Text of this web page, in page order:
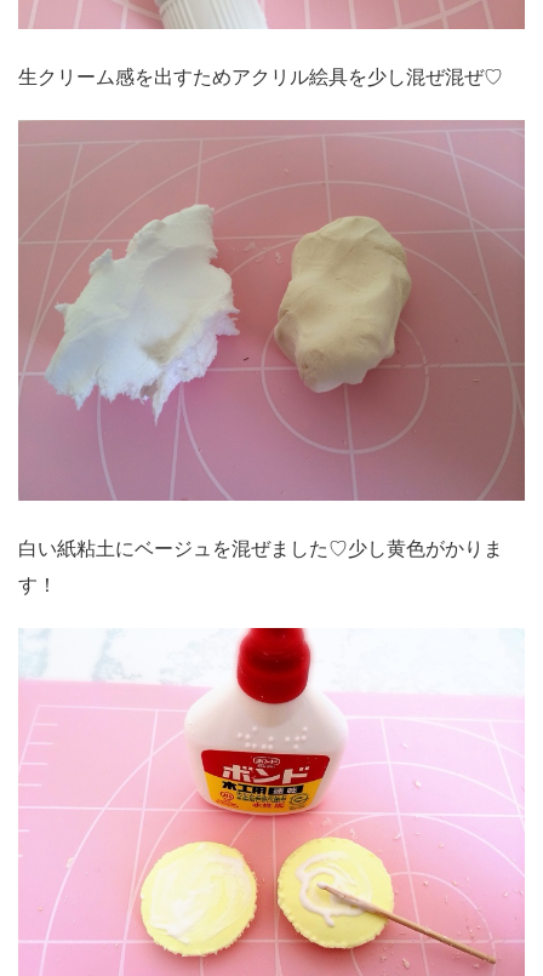
生クリーム感を出すためアクリル絵具を少し混ぜ混ぜ♡
白い紙粘土にベージュを混ぜました♡少し黄色がかりま
す！